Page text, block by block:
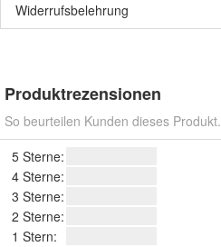
Widerrufsbelehrung
Produktrezensionen
So beurteilen Kunden dieses Produkt.
5 Sterne:
4 Sterne:
3 Sterne:
2 Sterne:
1 Stern: